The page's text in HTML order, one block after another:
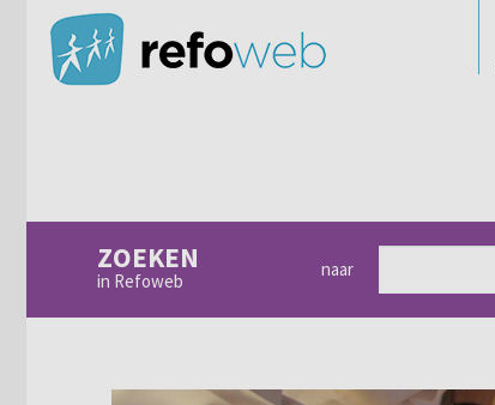
ZOEKEN
in Refoweb
naar